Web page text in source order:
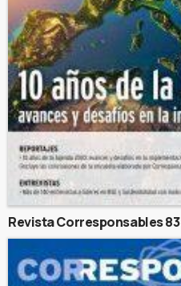
Revista Corresponsables 83